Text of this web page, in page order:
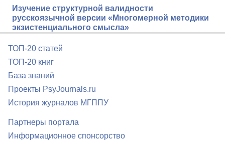
Изучение структурной валидности
русскоязычной версии «Многомерной методики
экзистенциального смысла»
ТОП-20 статей
ТОП-20 книг
База знаний
Проекты PsyJournals.ru
История журналов МГППУ
Партнеры портала
Информационное спонсорство